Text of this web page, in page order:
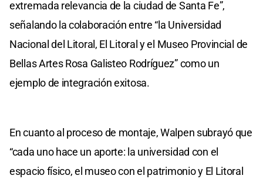
extremada relevancia de la ciudad de Santa Fe”,
señalando la colaboración entre “la Universidad
Nacional del Litoral, El Litoral y el Museo Provincial de
Bellas Artes Rosa Galisteo Rodríguez” como un
ejemplo de integración exitosa.
En cuanto al proceso de montaje, Walpen subrayó que
“cada uno hace un aporte: la universidad con el
espacio físico, el museo con el patrimonio y El Litoral